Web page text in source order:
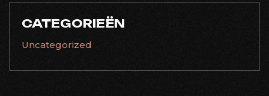
CATEGORIEËN
Uncategorized